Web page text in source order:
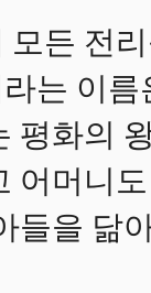
모든 전
는 이
평화의
어머니
들을 닮